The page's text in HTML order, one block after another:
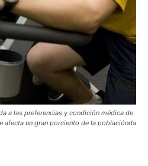
a las preferencias y condición médica de
afecta un gran porciento de la poblaciónda